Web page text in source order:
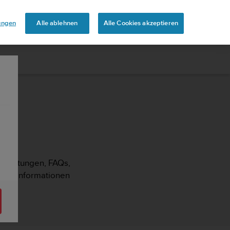
FAQs,
Informationen
Alle ablehnen Alle Cookies akzeptieren